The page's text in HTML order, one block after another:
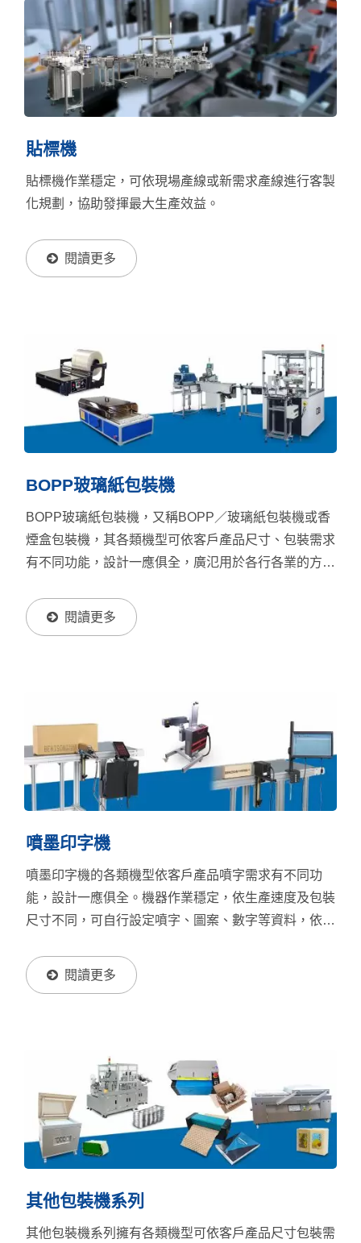
貼標機
貼標機作業穩定，可依現場產線或新需求產線進行客製
化規劃，協助發揮最大生產效益。
閱讀更多
BOPP玻璃紙包裝機
BOPP玻璃紙包裝機，又稱BOPP／玻璃紙包裝機或香
煙盒包裝機，其各類機型可依客戶產品尺寸、包裝需求
有不同功能，設計一應俱全，廣氾用於各行各業的方形
具用品及電子業等。該機器作業穩定，依生產速度及包
裝尺寸不同，有各類手動、半自動及全自動型號供選
閱讀更多
噴墨印字機
噴墨印字機的各類機型依客戶產品噴字需求有不同功
能，設計一應俱全。機器作業穩定，依生產速度及包裝
尺寸不同，可自行設定噴字、圖案、數字等資料，依產
閱讀更多
其他包裝機系列
其他包裝機系列擁有各類機型可依客戶產品尺寸包裝需